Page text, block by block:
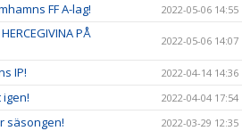
FF A-lag! 2022-05-06 14:55
PÅ
2022-05-06 14:07
IP! 2022-04-14 14:36
igen! 2022-04-04 17:54
säsongen! 2022-03-29 12:35